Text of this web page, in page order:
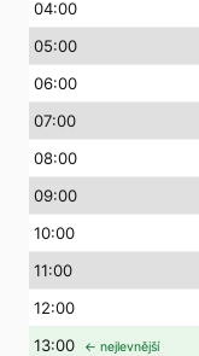
04:00
05:00
06:00
07:00
08:00
09:00
10:00
11:00
12:00
13:00 ← nejlevnější